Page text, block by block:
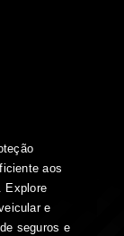
aos
Explore
e
seguros e